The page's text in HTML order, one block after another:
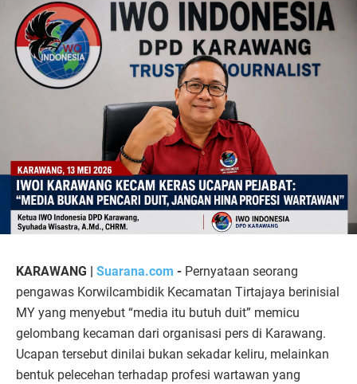
KARAWANG | Suarana.com - Pernyataan seorang
pengawas Korwilcambidik Kecamatan Tirtajaya berinisial
MY yang menyebut “media itu butuh duit” memicu
gelombang kecaman dari organisasi pers di Karawang.
Ucapan tersebut dinilai bukan sekadar keliru, melainkan
bentuk pelecehan terhadap profesi wartawan yang